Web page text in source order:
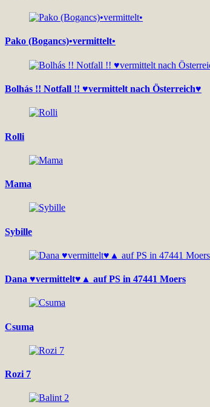
Pako (Bogancs)•vermittelt•
Bolhás !! Notfall !! ♥vermittelt nach Österreich♥
Rolli
Mama
Sybille
Dana ♥vermittelt♥▲ auf PS in 47441 Moers
Csuma
Rozi 7